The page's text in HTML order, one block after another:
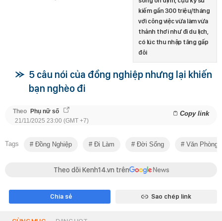
kiếm gần 300 triệu/tháng
với công việc vừa làm vừa
thảnh thơi như đi du lịch,
có lúc thu nhập tăng gấp
đôi
5 câu nói của đồng nghiệp nhưng lại khiến
bạn nghèo đi
Theo Phụ nữ số Copy link
21/11/2025 23:00 (GMT +7)
Tags Đồng Nghiệp Đi Làm Đời Sống Văn Phòng
Theo dõi Kenh14.vn trên
Chia sẻ Sao chép link